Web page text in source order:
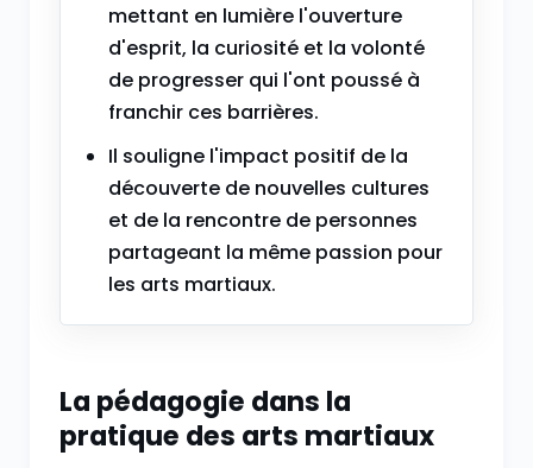
mettant en lumière l'ouverture
d'esprit, la curiosité et la volonté
de progresser qui l'ont poussé à
franchir ces barrières.
Il souligne l'impact positif de la
découverte de nouvelles cultures
et de la rencontre de personnes
partageant la même passion pour
les arts martiaux.
La pédagogie dans la
pratique des arts martiaux